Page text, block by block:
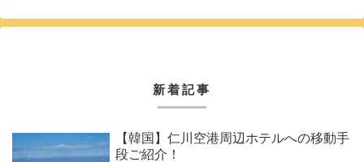
新着記事
【韓国】仁川空港周辺ホテルへの移動手
段ご紹介！